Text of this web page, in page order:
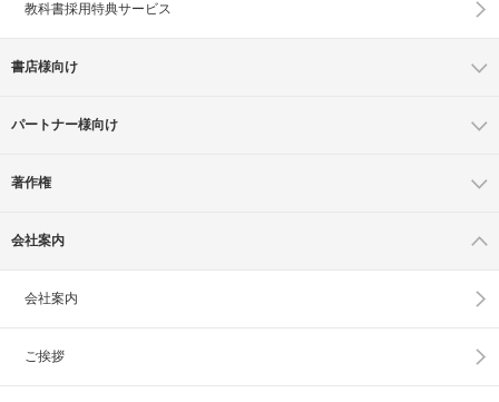
教科書採用特典サービス
書店様向け
パートナー様向け
著作権
会社案内
会社案内
ご挨拶